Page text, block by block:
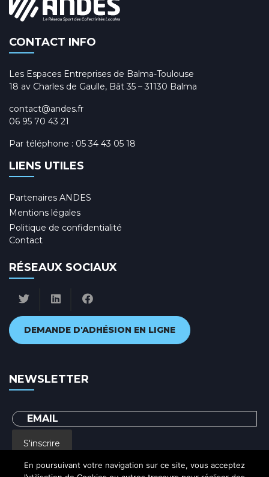
CONTACT INFO
Les Espaces Entreprises de Balma-Toulouse
18 av Charles de Gaulle, Bât 35 – 31130 Balma
contact@andes.fr
06 95 70 43 21
Par téléphone : 05 34 43 05 18
LIENS UTILES
Partenaires ANDES
Mentions légales
Politique de confidentialité
Contact
RÉSEAUX SOCIAUX
DEMANDE D'ADHÉSION EN LIGNE
NEWSLETTER
S'inscrire
En poursuivant votre navigation sur ce site, vous acceptez